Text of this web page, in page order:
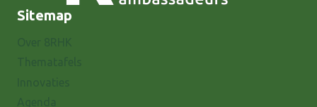
Sitemap